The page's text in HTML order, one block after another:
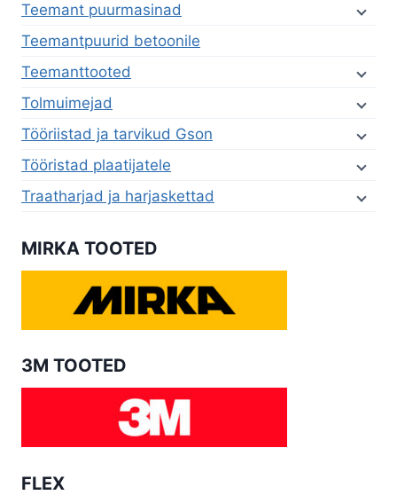
Teemant puurmasinad
Teemantpuurid betoonile
Teemanttooted
Tolmuimejad
Tööriistad ja tarvikud Gson
Tööristad plaatijatele
Traatharjad ja harjaskettad
MIRKA TOOTED
3M TOOTED
FLEX